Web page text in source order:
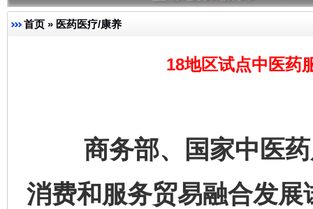
首页 » 医药医疗/康养
18地区试点中医药
商务部、国家中医药
消费和服务贸易融合发展